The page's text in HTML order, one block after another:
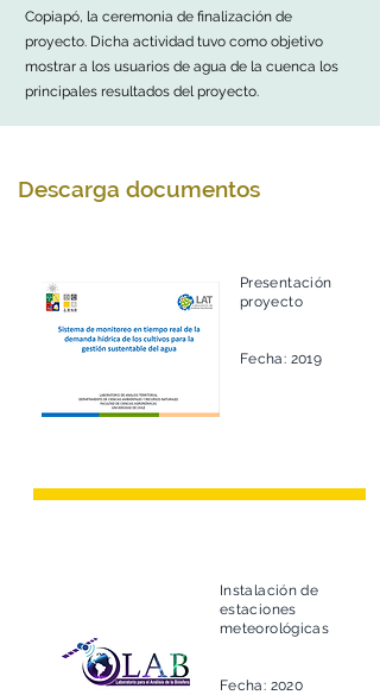
Copiapó, la ceremonia de finalización de
proyecto. Dicha actividad tuvo como objetivo
mostrar a los usuarios de agua de la cuenca los
principales resultados del proyecto.
Descarga documentos
Presentación
proyecto
Fecha: 2019
Instalación de
estaciones
meteorológicas
Fecha: 2020